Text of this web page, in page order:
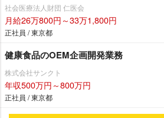
社会医療法人財団 仁医会
月給26万800円～33万1,800円
正社員 / 東京都
健康食品のOEM企画開発業務
株式会社サンクト
年収500万円～800万円
正社員 / 東京都